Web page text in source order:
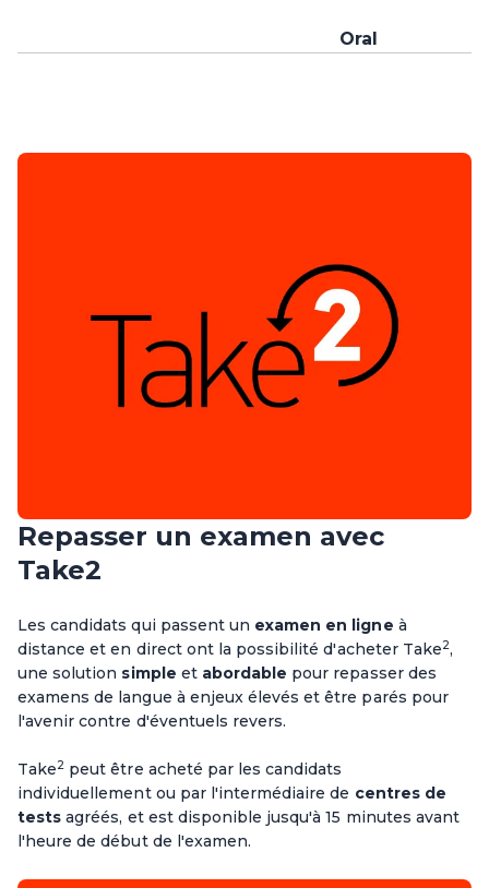
Oral
Repasser un examen avec
Take2
Les candidats qui passent un examen en ligne à
distance et en direct ont la possibilité d'acheter Take2,
une solution simple et abordable pour repasser des
examens de langue à enjeux élevés et être parés pour
l'avenir contre d'éventuels revers.
Take2 peut être acheté par les candidats
individuellement ou par l'intermédiaire de centres de
tests agréés, et est disponible jusqu'à 15 minutes avant
l'heure de début de l'examen.